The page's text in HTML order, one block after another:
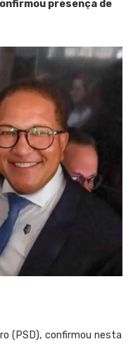
presença de
(PSD), confirmou nesta